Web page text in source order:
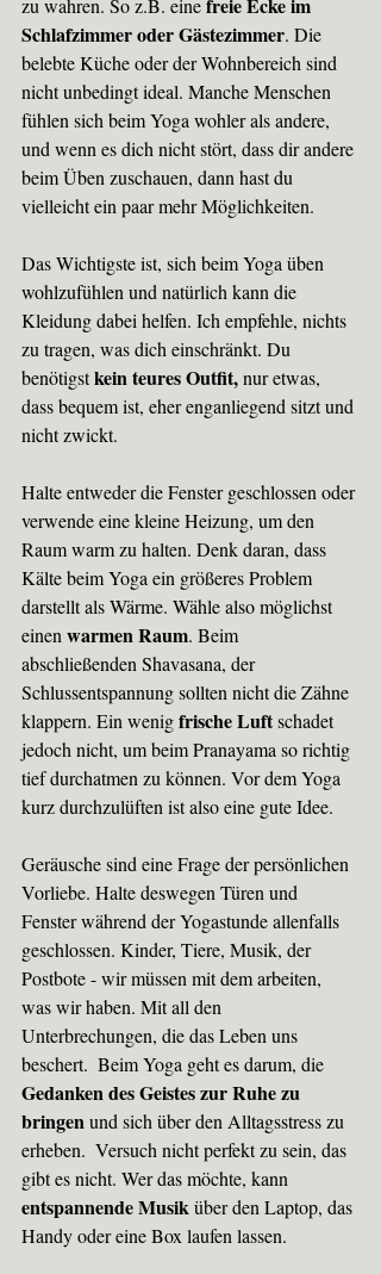
zu wahren. So z.B. eine
Schlafzimmer oder Gästezimmer. Die
belebte Küche oder der Wohnbereich sind
nicht unbedingt ideal. Manche Menschen
fühlen sich beim Yoga wohler als andere,
und wenn es dich nicht stört, dass dir andere
beim Üben zuschauen, dann hast du
vielleicht ein paar mehr Möglichkeiten.
Das Wichtigste ist, sich beim Yoga üben
wohlzufühlen und natürlich kann die
Kleidung dabei helfen. Ich empfehle, nichts
zu tragen, was dich einschränkt. Du
benötigst kein teures Outfit, nur etwas,
dass bequem ist, eher enganliegend sitzt und
nicht zwickt.
Halte entweder die Fenster geschlossen oder
verwende eine kleine Heizung, um den
Raum warm zu halten. Denk daran, dass
Kälte beim Yoga ein größeres Problem
darstellt als Wärme. Wähle also möglichst
einen warmen Raum. Beim
abschließenden Shavasana, der
Schlussentspannung sollten nicht die Zähne
klappern. Ein wenig frische Luft schadet
jedoch nicht, um beim Pranayama so richtig
tief durchatmen zu können. Vor dem Yoga
kurz durchzulüften ist also eine gute Idee.
Geräusche sind eine Frage der persönlichen
Vorliebe. Halte deswegen Türen und
Fenster während der Yogastunde allenfalls
geschlossen. Kinder, Tiere, Musik, der
Postbote - wir müssen mit dem arbeiten,
was wir haben. Mit all den
Unterbrechungen, die das Leben uns
beschert.  Beim Yoga geht es darum, die
Gedanken des Geistes zur Ruhe zu
bringen und sich über den Alltagsstress zu
erheben.  Versuch nicht perfekt zu sein, das
gibt es nicht. Wer das möchte, kann
entspannende Musik über den Laptop, das
Handy oder eine Box laufen lassen.